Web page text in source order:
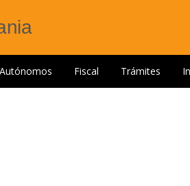
Autónomos Fiscal Trámites